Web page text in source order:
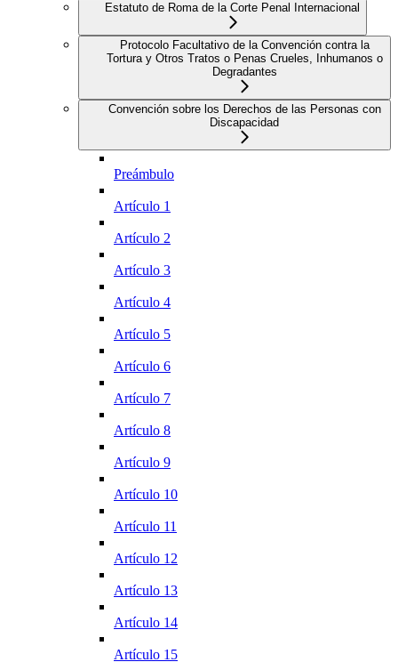
Estatuto de Roma de la Corte Penal Internacional
Protocolo Facultativo de la Convención contra la
Tortura y Otros Tratos o Penas Crueles, Inhumanos o
Degradantes
Convención sobre los Derechos de las Personas con
Discapacidad
Preámbulo
Artículo 1
Artículo 2
Artículo 3
Artículo 4
Artículo 5
Artículo 6
Artículo 7
Artículo 8
Artículo 9
Artículo 10
Artículo 11
Artículo 12
Artículo 13
Artículo 14
Artículo 15